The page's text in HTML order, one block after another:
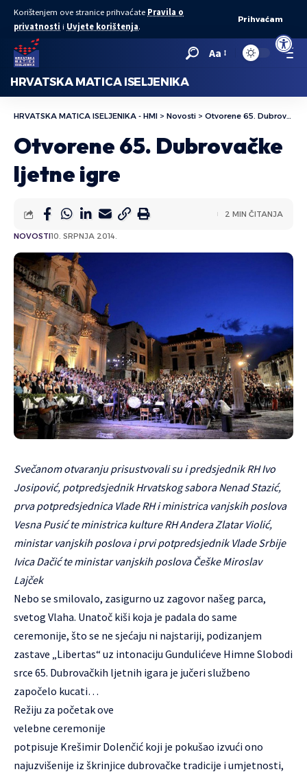
Open
Korištenjem ove stranice prihvaćate Pravila o
privatnosti i Uvjete korištenja.
Prihvaćam
Aa
HRVATSKA MATICA ISELJENIKA
HRVATSKA MATICA ISELJENIKA - HMI > Novosti > Otvorene 65. Dubrovačke ljetne igre
Otvorene 65. Dubrovačke
ljetne igre
NOVOSTI10. SRPNJA 2014.
2 MIN ČITANJA
Svečanom otvaranju prisustvovali su i predsjednik RH Ivo
Josipović, potpredsjednik Hrvatskog sabora Nenad Stazić,
prva potpredsjednica Vlade RH i ministrica vanjskih poslova
Vesna Pusić te ministrica kulture RH Andera Zlatar Violić,
ministar vanjskih poslova i prvi potpredsjednik Vlade Srbije
Ivica Dačić te ministar vanjskih poslova Češke Miroslav
Lajček
Nebo se smilovalo, zasigurno uz zagovor našeg parca,
svetog Vlaha. Unatoč kiši koja je padala do same
ceremonije, što se ne sjećaju ni najstariji, podizanjem
zastave „Libertas“ uz intonaciju Gundulićeve Himne Slobodi
srce 65. Dubrovačkih ljetnih igara je jučeri službeno
započelo kucati…
Režiju za početak ove
velebne ceremonije
potpisuje Krešimir Dolenčić koji je pokušao izvući ono
najuzvišenije iz škrinjice dubrovačke tradicije i umjetnosti,